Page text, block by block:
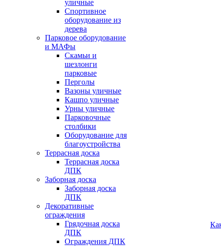
уличные
Спортивное
оборудование из
дерева
Парковое оборудование
и МАФы
Скамьи и
шезлонги
парковые
Перголы
Вазоны уличные
Кашпо уличные
Урны уличные
Парковочные
столбики
Оборудование для
благоустройства
Террасная доска
Террасная доска
ДПК
Заборная доска
Заборная доска
ДПК
Декоративные
ограждения
Грядочная доска
ДПК
Ограждения ДПК